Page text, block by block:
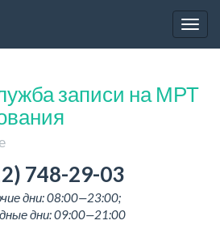
записи на МРТ
748-29-03
дни: 08:00—23:00;
дни: 09:00—21:00